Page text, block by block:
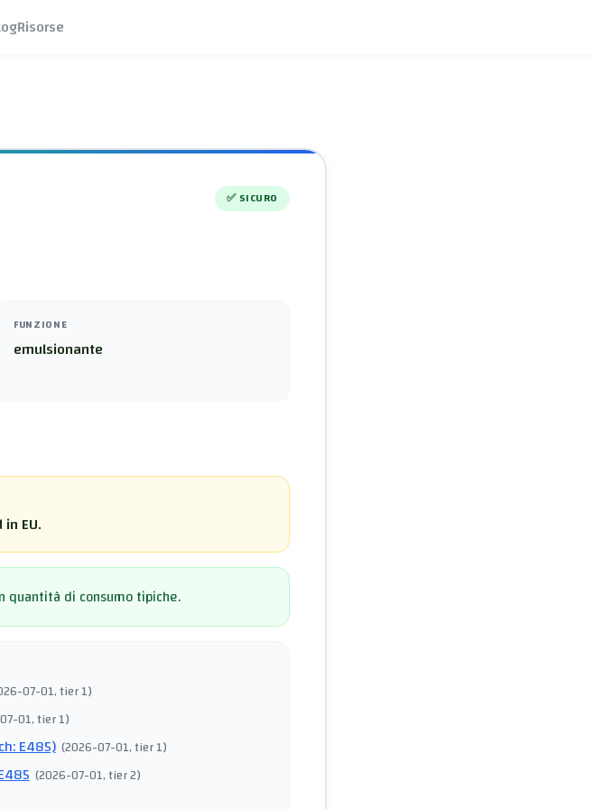
Risorse
✅ SICURO
FUNZIONE
emulsionante
EU.
quantità di consumo tipiche.
07-01, tier 1)
01, tier 1)
E485) (2026-07-01, tier 1)
(2026-07-01, tier 2)